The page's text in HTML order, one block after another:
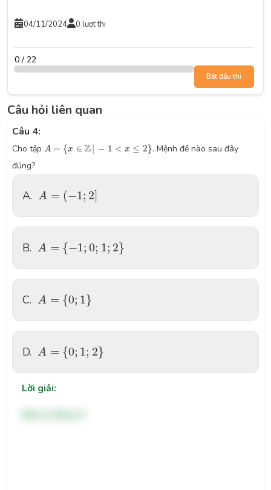
04/11/2024 0 lượt thi
0 / 22
Bắt đầu thi
Câu hỏi liên quan
Câu 4:
Cho tập A = {x ∈ Z| − 1 < x ≤ 2}
A ∈ |− 1 < 2
. Mệnh đề nào sau đây
đúng?
A. A = (−1; 2]
A −1 2]
B. A = {−1; 0; 1; 2}
A 1 01;2 }
C. A = {0; 1}
A ;1}
D. A = {0; 1; 2}
A ;1; 2}
Lời giải: